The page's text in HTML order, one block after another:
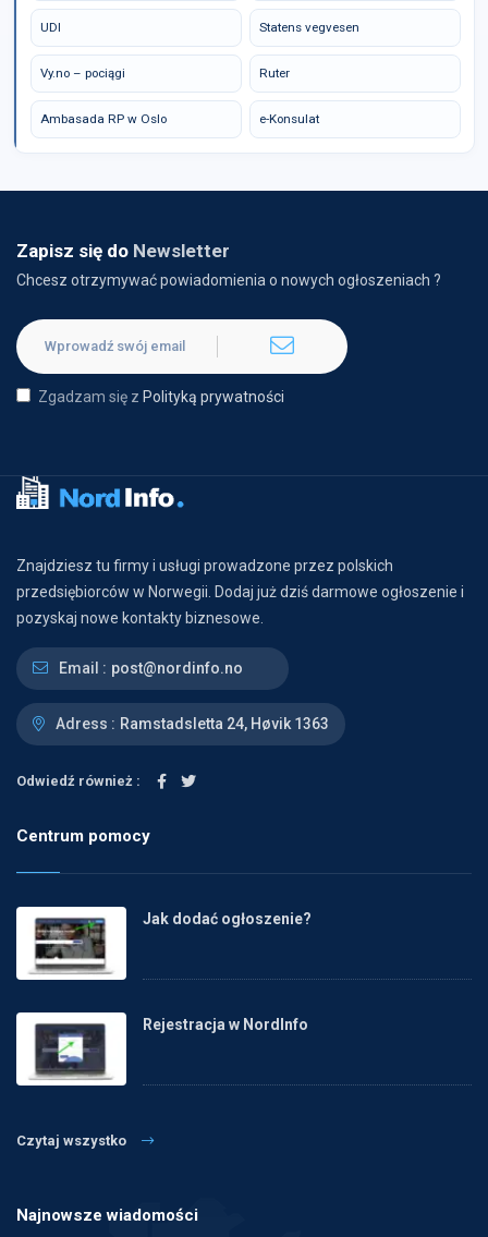
UDI Statens vegvesen
Vy.no – pociągi Ruter
Ambasada RP w Oslo e-Konsulat
Zapisz się do Newsletter
Chcesz otrzymywać powiadomienia o nowych ogłoszeniach ?
Zgadzam się z Polityką prywatności
Znajdziesz tu firmy i usługi prowadzone przez polskich
przedsiębiorców w Norwegii. Dodaj już dziś darmowe ogłoszenie i
pozyskaj nowe kontakty biznesowe.
Email : post@nordinfo.no
Adress : Ramstadsletta 24, Høvik 1363
Odwiedź również :
Centrum pomocy
Jak dodać ogłoszenie?
Rejestracja w NordInfo
Czytaj wszystko
Najnowsze wiadomości